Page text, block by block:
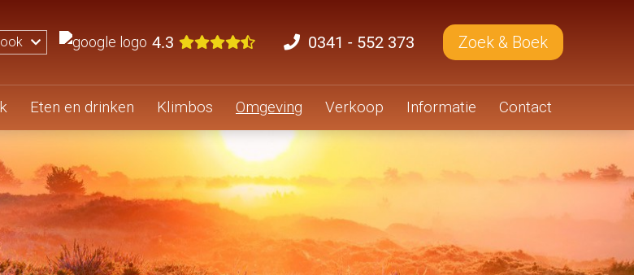
4.3 0341 - 552 373 Zoek & Boek
Eten en drinken Klimbos Omgeving Verkoop Informatie Contact